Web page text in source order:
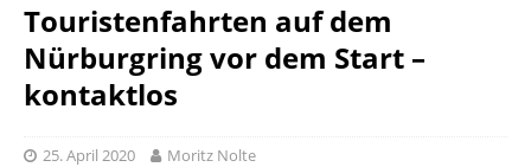
Touristenfahrten auf dem
Nürburgring vor dem Start –
kontaktlos
25. April 2020 Moritz Nolte